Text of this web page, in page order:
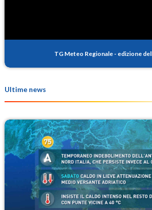
TG Meteo Regionale - edizione
Ultime news